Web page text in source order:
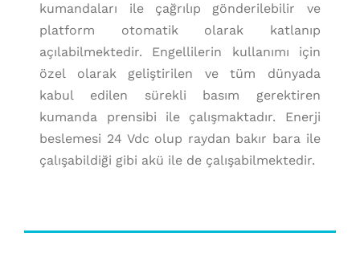
kumandaları ile çağrılıp gönderilebilir ve
platform otomatik olarak katlanıp
açılabilmektedir. Engellilerin kullanımı için
özel olarak geliştirilen ve tüm dünyada
kabul edilen sürekli basım gerektiren
kumanda prensibi ile çalışmaktadır. Enerji
beslemesi 24 Vdc olup raydan bakır bara ile
çalışabildiği gibi akü ile de çalışabilmektedir.